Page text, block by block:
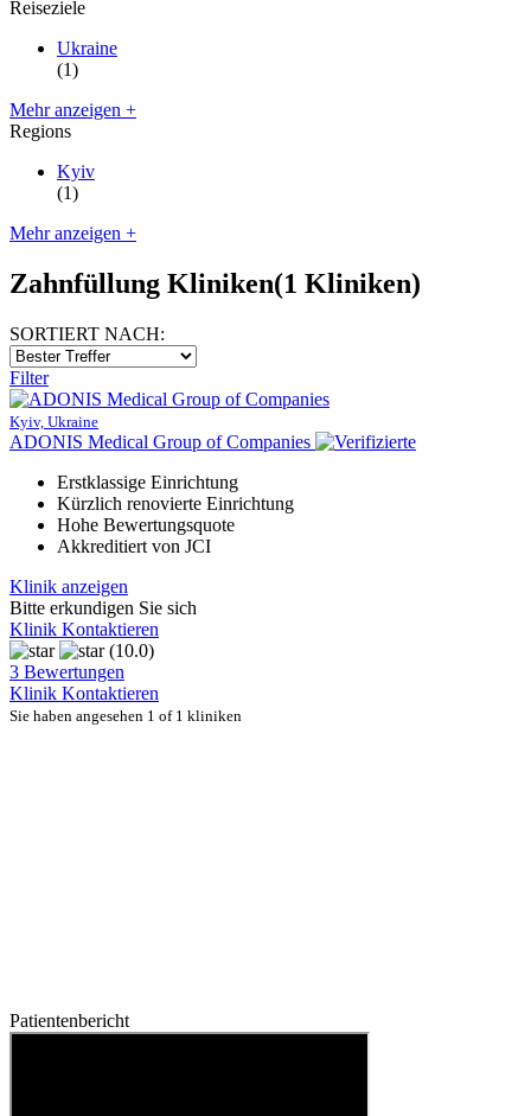
Reiseziele
Ukraine
(1)
Mehr anzeigen +
Regions
Kyiv
(1)
Mehr anzeigen +
Zahnfüllung Kliniken(1 Kliniken)
SORTIERT NACH:
Filter
Kyiv, Ukraine
ADONIS Medical Group of Companies
Erstklassige Einrichtung
Kürzlich renovierte Einrichtung
Hohe Bewertungsquote
Akkreditiert von JCI
Klinik anzeigen
Bitte erkundigen Sie sich
Klinik Kontaktieren
(10.0)
3 Bewertungen
Klinik Kontaktieren
Sie haben angesehen 1 of 1 kliniken
Patientenbericht